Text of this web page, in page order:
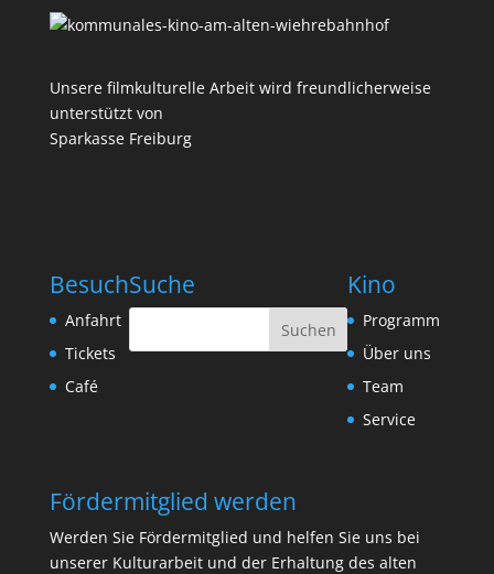
Unsere filmkulturelle Arbeit wird freundlicherweise
unterstützt von
Sparkasse Freiburg
Besuch
Anfahrt
Tickets
Café
Suche Kino
Programm
Über uns
Team
Service
Fördermitglied werden
Werden Sie Fördermitglied und helfen Sie uns bei
unserer Kulturarbeit und der Erhaltung des alten